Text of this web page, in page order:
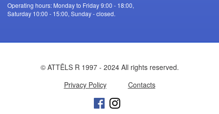
Operating hours: Monday to Friday 9:00 - 18:00,
Saturday 10:00 - 15:00, Sunday - closed.
© ATTĒLS R 1997 - 2024 All rights reserved.
Privacy Policy
Contacts